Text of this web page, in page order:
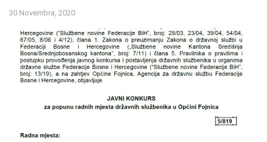
30 Novembra, 2020